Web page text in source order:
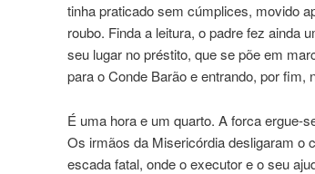
tinha praticado sem cúmplices, movido
roubo. Finda a leitura, o padre fez ainda
seu lugar no préstito, que se põe em
para o Conde Barão e entrando, por fim,
É uma hora e um quarto. A forca ergue-
Os irmãos da Misericórdia desligaram o
escada fatal, onde o executor e o seu